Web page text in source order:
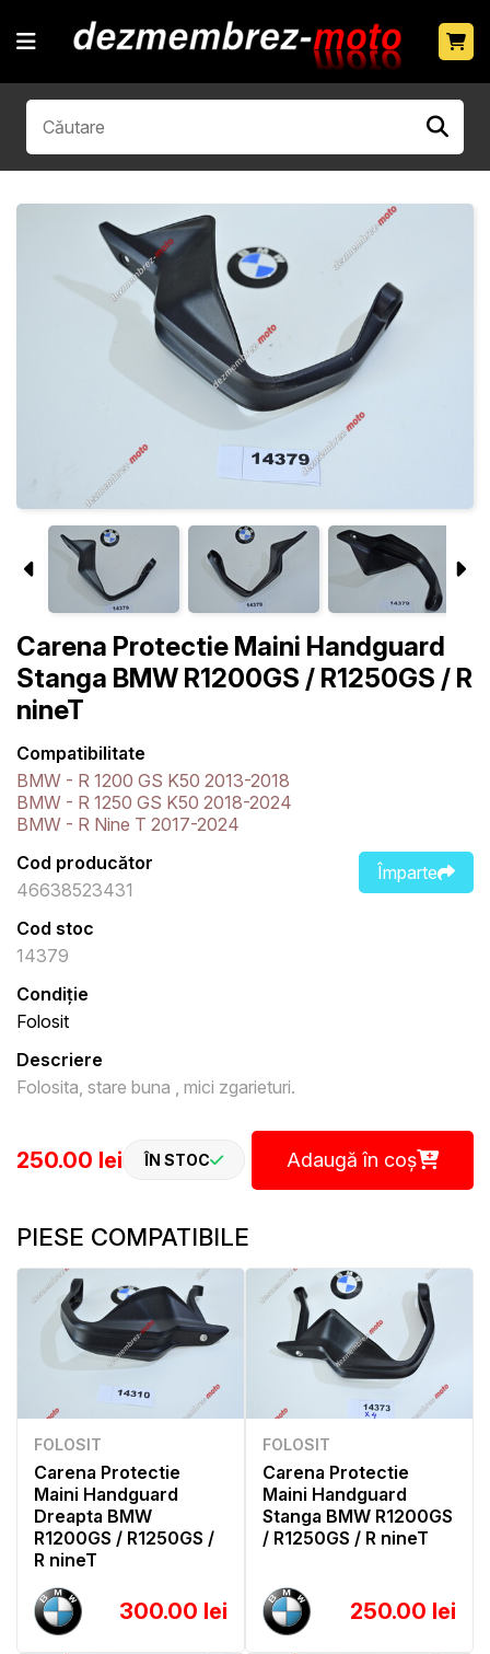
Carena Protectie Maini Handguard
Stanga BMW R1200GS / R1250GS / R
nineT
Compatibilitate
BMW - R 1200 GS K50 2013-2018
BMW - R 1250 GS K50 2018-2024
BMW - R Nine T 2017-2024
Împarte
Cod producător
46638523431
Cod stoc
14379
Condiție
Folosit
Descriere
Folosita, stare buna , mici zgarieturi.
250.00 lei ÎN STOC Adaugă în coș
PIESE COMPATIBILE
FOLOSIT
Carena Protectie
Maini Handguard
Dreapta BMW
R1200GS / R1250GS /
R nineT
300.00 lei
FOLOSIT
Carena Protectie
Maini Handguard
Stanga BMW R1200GS
/ R1250GS / R nineT
250.00 lei